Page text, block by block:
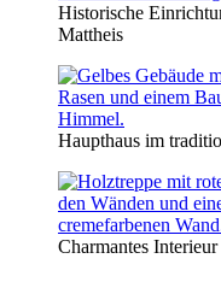
Historische
Mattheis
Haupthaus im
Charmantes